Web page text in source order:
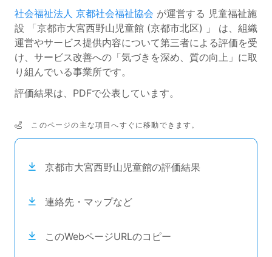
社会福祉法人 京都社会福祉協会 が運営する 児童福祉施
設 「京都市大宮西野山児童館 (京都市北区) 」 は、組織
運営やサービス提供内容について第三者による評価を受
け、サービス改善への「気づきを深め、質の向上」に取
り組んでいる事業所です。
評価結果は、PDFで公表しています。
次のコンテンツは目次ナビゲーションリンクです。
このページの主な項目へすぐに移動できます。
京都市大宮西野山児童館の評価結果
連絡先・マップなど
このWebページURLのコピー